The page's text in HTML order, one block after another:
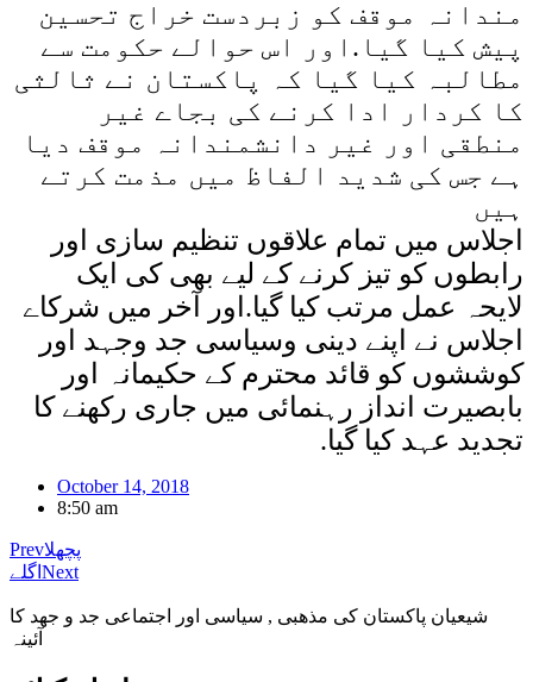
مندانہ موقف کو زبردست خراج تحسین
پیش کیا گیا.اور اس حوالے حکومت سے
مطالبہ کیا گیا کہ پاکستان نے ثالثی
کا کردار ادا کرنے کی بجاے غیر
منطقی اور غیر دانشمندانہ موقف دیا
ہے جس کی شدید الفاظ میں مذمت کرتے
ہیں
اجلاس میں تمام علاقوں تنظیم سازی اور
رابطوں کو تیز کرنے کے لیے بھی کی ایک
لایحہ عمل مرتب کیا گیا.اور آخر میں شرکاے
اجلاس نے اپنے دینی وسیاسی جد وجہد اور
کوششوں کو قائد محترم کے حکیمانہ اور
بابصیرت انداز رہنمائی میں جاری رکھنے کا
تجدید عہد کیا گیا.
October 14, 2018
8:50 am
Prevپچھلا
اگلے Next
شیعیان پاکستان کی مذهبی , سیاسی اور اجتماعی جد و جهد کا
آئینہ